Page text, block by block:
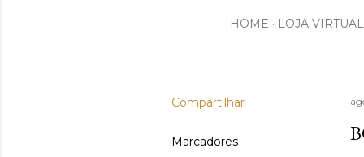
HOME LOJA VIRTUAL
Compartilhar
Marcadores